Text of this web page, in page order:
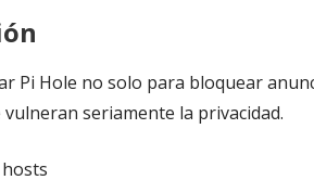
Pi Hole no solo para bloquear
seriamente la privacidad.